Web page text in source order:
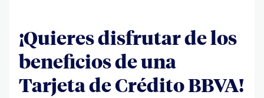
¡Quieres disfrutar de los
beneficios de una
Tarjeta de Crédito BBVA!